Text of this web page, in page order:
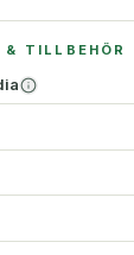
& TILLBEHÖR